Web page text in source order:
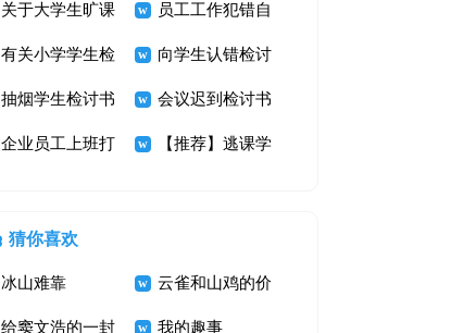
文5篇 书范文合集十篇
关于大学生旷课
检讨书模板合集
7篇
员工工作犯错自
我反省检讨书
有关小学学生检
讨书范文集锦6
篇
向学生认错检讨
书范文八篇
抽烟学生检讨书
7篇
会议迟到检讨书
7篇
企业员工上班打 【推荐】逃课学
猜你喜欢
冰山难靠 云雀和山鸡的价
值
给窦文浩的一封 我的趣事